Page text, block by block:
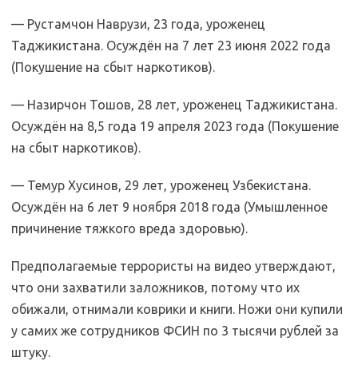
— Рустамчон Наврузи, 23 года, уроженец
Таджикистана. Осуждён на 7 лет 23 июня 2022 года
(Покушение на сбыт наркотиков).
— Назирчон Тошов, 28 лет, уроженец Таджикистана.
Осуждён на 8,5 года 19 апреля 2023 года (Покушение
на сбыт наркотиков).
— Темур Хусинов, 29 лет, уроженец Узбекистана.
Осуждён на 6 лет 9 ноября 2018 года (Умышленное
причинение тяжкого вреда здоровью).
Предполагаемые террористы на видео утверждают,
что они захватили заложников, потому что их
обижали, отнимали коврики и книги. Ножи они купили
у самих же сотрудников ФСИН по 3 тысячи рублей за
штуку.